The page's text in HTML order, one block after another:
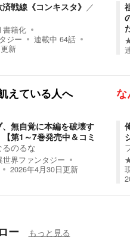
戦線《コンキスタ》 ／
書籍化
ジー
連載中 64話
更新
えている人へ
無自覚に本編を破壊す
第1～7巻発売中＆コミ
るのるな
世界ファンタジー
2026年4月30日更新
な
ー もっと見る